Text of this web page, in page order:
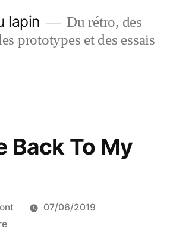
lapin
Du rétro, des
prototypes et des essais
Back To My
07/06/2019
sur